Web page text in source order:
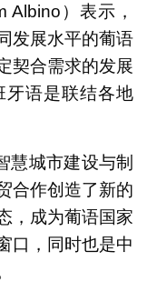
Albino）表示，
发展水平的葡语
契合需求的发展
牙语是联结各地
慧城市建设与制
合作创造了新的
，成为葡语国家
口，同时也是中